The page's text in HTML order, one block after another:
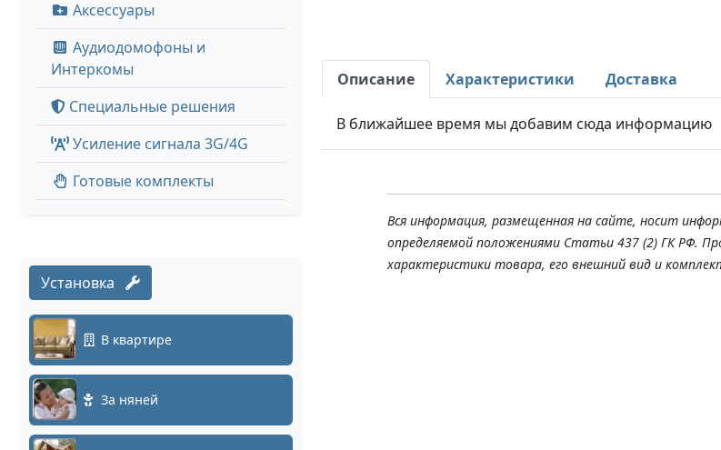
Аксессуары
Аудиодомофоны и
Интеркомы
Специальные решения
Усиление сигнала 3G/4G
Готовые комплекты
Установка
В квартире
За няней
Описание Характеристики Доставка
В ближайшее время мы добавим сюда информацию
Вся информация, размещенная на сайте, носит
определяемой положениями Статьи 437 (2) ГК РФ.
характеристики товара, его внешний вид и